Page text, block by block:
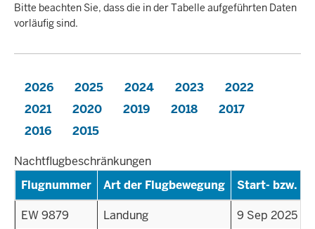
Bitte beachten Sie, dass die in der Tabelle aufgeführten Daten
vorläufig sind.
2026 2025 2024 2023
2022
2021
2020 2019 2018
2017
2016
2015
Nachtflugbeschränkungen
Flugnummer
Art der Flugbewegung Start- bzw.
EW 9879 Landung
9 Sep 2025 -